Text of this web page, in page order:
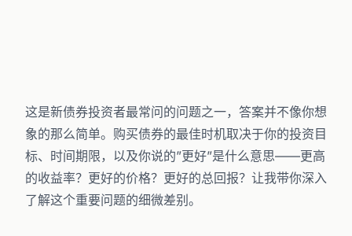
这是新债券投资者最常问的问题之一，答案并不像你想
象的那么简单。购买债券的最佳时机取决于你的投资目
标、时间期限，以及你说的”更好”是什么意思——更高
的收益率？更好的价格？更好的总回报？让我带你深入
了解这个重要问题的细微差别。